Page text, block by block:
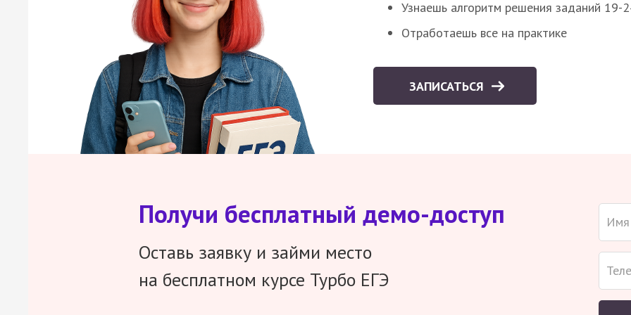
Узнаешь алгоритм решения заданий 19-
Отработаешь все на практике
ЗАПИСАТЬСЯ
Получи бесплатный демо-доступ
Оставь заявку и займи место
на бесплатном курсе Турбо ЕГЭ